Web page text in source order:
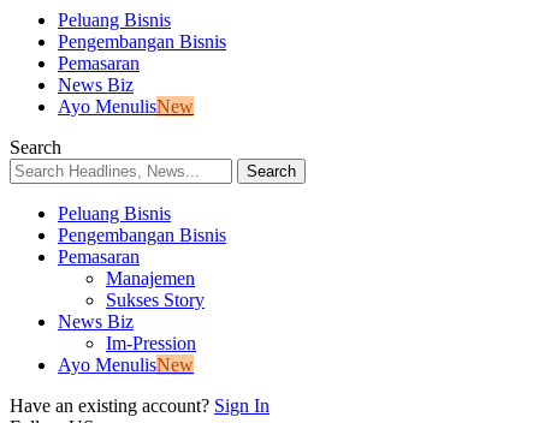
Peluang Bisnis
Pengembangan Bisnis
Pemasaran
News Biz
Ayo MenulisNew
Search
Peluang Bisnis
Pengembangan Bisnis
Pemasaran
Manajemen
Sukses Story
News Biz
Im-Pression
Ayo MenulisNew
Have an existing account? Sign In